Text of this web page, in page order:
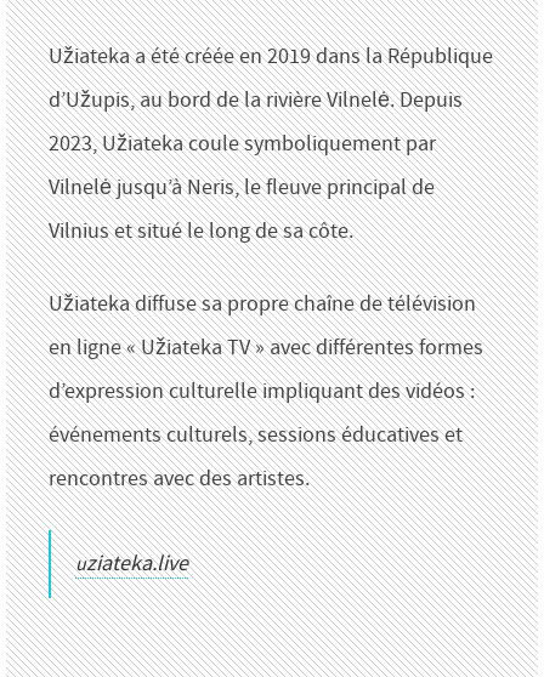
Užiateka a été créée en 2019 dans la République
d’Užupis, au bord de la rivière Vilnelė. Depuis
2023, Užiateka coule symboliquement par
Vilnelė jusqu’à Neris, le fleuve principal de
Vilnius et situé le long de sa côte.
Užiateka diffuse sa propre chaîne de télévision
en ligne « Užiateka TV » avec différentes formes
d’expression culturelle impliquant des vidéos :
événements culturels, sessions éducatives et
rencontres avec des artistes.
uziateka.live